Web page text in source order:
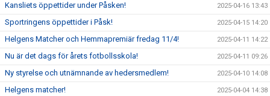
Kansliets öppettider under Påsken! 2025-04-16 13:43
Sportringens öppettider i Påsk! 2025-04-15 14:20
Helgens Matcher och Hemmapremiär fredag 11/4! 2025-04-11 14:22
Nu är det dags för årets fotbollsskola! 2025-04-11 09:26
Ny styrelse och utnämnande av hedersmedlem! 2025-04-10 14:08
Helgens matcher! 2025-04-04 14:38